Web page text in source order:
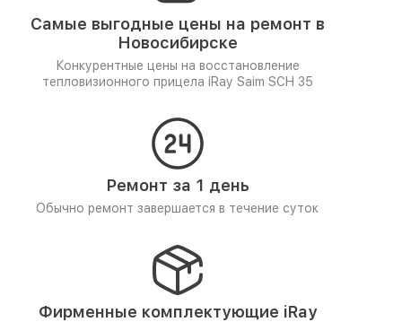
Самые выгодные цены на ремонт в
Новосибирске
Конкурентные цены на восстановление
тепловизионного прицела iRay Saim SCH 35
Ремонт за 1 день
Обычно ремонт завершается в течение суток
Фирменные комплектующие iRay